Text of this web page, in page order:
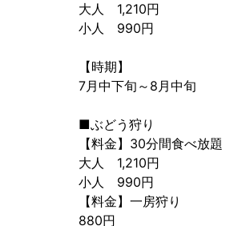
大人 1,210円
小人 990円
【時期】
7月中下旬～8月中旬
■ぶどう狩り
【料金】30分間食べ放題
大人 1,210円
小人 990円
【料金】一房狩り
880円